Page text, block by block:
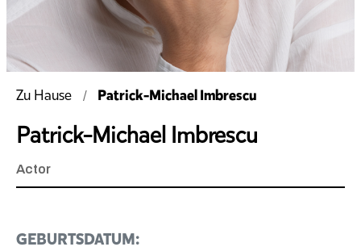
Zu Hause Patrick-Michael Imbrescu
Patrick-Michael Imbrescu
Actor
GEBURTSDATUM: